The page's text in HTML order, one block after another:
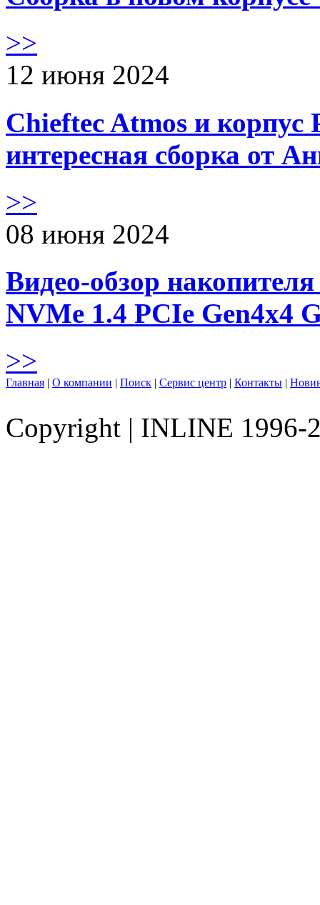
>>
12 июня 2024
Chieftec Atmos и корпус
интересная сборка от
>>
08 июня 2024
Видео-обзор
NVMe 1.4 PCIe Gen4х4
>>
Главная | О компании | Поиск | Сервис центр | Контакты |
Copyright | INLINE 1996-